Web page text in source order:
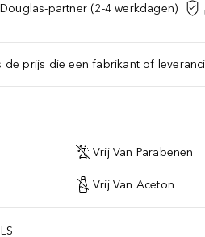
partner (2-4 werkdagen)
de prijs die een fabrikant of
Vrij Van Parabenen
Vrij Van Aceton